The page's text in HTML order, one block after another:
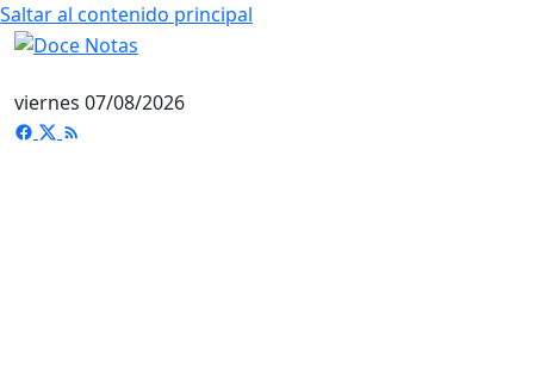
Saltar al contenido principal
viernes 07/08/2026